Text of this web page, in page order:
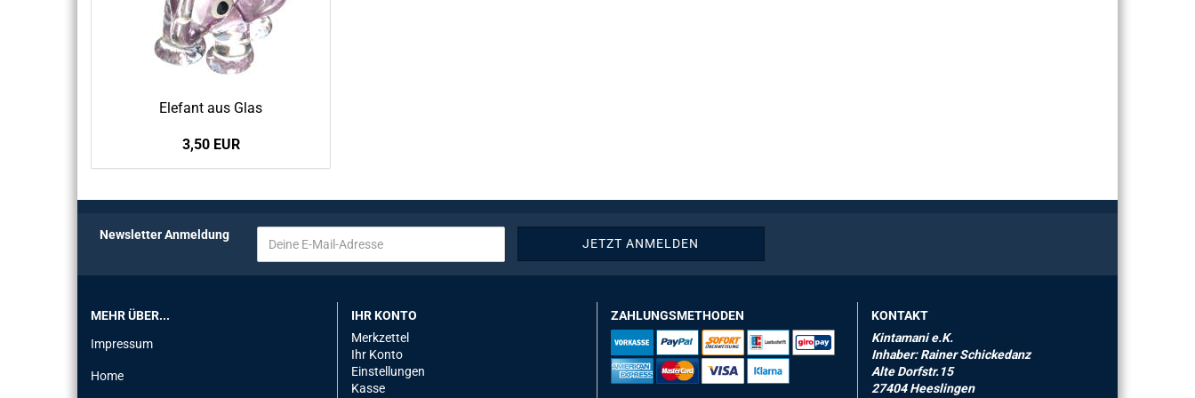
Ele­fant aus Glas
3,50 EUR
Newsletter Anmeldung
MEHR ÜBER...
Impressum
Home
IHR KONTO
Merkzettel
Ihr Konto
Einstellungen
Kasse
ZAHLUNGSMETHODEN
KONTAKT
Kintamani e.K.
Inhaber: Rainer Schickedanz
Alte Dorfstr.15
27404 Heeslingen